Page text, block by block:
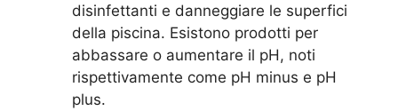
disinfettanti e danneggiare le superfici
della piscina. Esistono prodotti per
abbassare o aumentare il pH, noti
rispettivamente come pH minus e pH
plus.